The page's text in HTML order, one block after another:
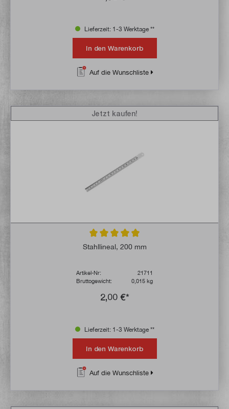
Lieferzeit: 1-3 Werktage **
In den Warenkorb
Auf die Wunschliste
Durchschnittliche Bewertung von 4.9 von
Stahllineal, 200 mm
Artikel-Nr:
21711
Bruttogewicht:
0,015 kg
2,00 €*
Jetzt kaufen!
Lieferzeit: 1-3 Werktage **
In den Warenkorb
Auf die Wunschliste